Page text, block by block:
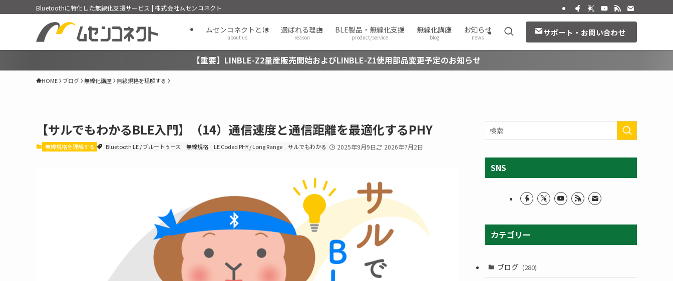
Bluetoothに特化した無線化支援サービス | 株式会社ムセンコネクト
ムセンコネクトとは
about us
選ばれる理由
reason
BLE製品・無線化支援
product/service
無線化講座
blog
お知らせ
news サポート・お問い合わせ
【重要】LINBLE-Z2量産販売開始およびLINBLE-Z1使用部品変更予定のお知らせ
HOME ブログ 無線化講座 無線規格を理解する
【サルでもわかるBLE入門】（14）通信速度と通信距離を最適化するPHY
無線規格を理解する Bluetooth LE / ブルートゥース 無線規格 LE Coded PHY / Long Range サルでもわかる 2025年9月9日 2026年7月2日
SNS
カテゴリー
ブログ (280)